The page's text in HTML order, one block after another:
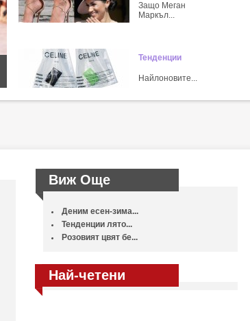
Защо Меган
Маркъл...
Тенденции
Найлоновите...
Виж Още
Деним есен-зима...
Тенденции лято...
Розовият цвят бе...
Най-четени